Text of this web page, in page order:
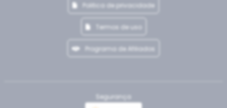
Politica de privacidade
Termos de uso
Programa de Afiliados
Segurança